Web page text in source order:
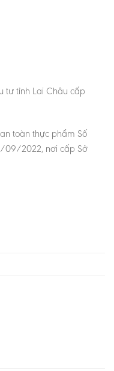
tư tỉnh Lai Châu cấp
toàn thực phẩm Số
09/2022, nơi cấp Sở